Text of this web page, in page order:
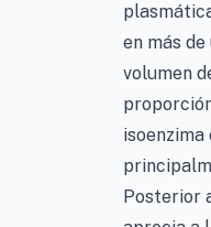
en más
volumen
Posterior